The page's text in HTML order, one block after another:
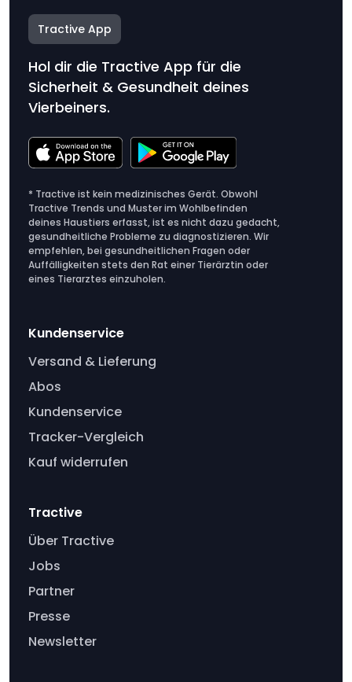
Tractive App
Hol dir die Tractive App für die
Sicherheit & Gesundheit deines
Vierbeiners.
* Tractive ist kein medizinisches Gerät. Obwohl
Tractive Trends und Muster im Wohlbefinden
deines Haustiers erfasst, ist es nicht dazu gedacht,
gesundheitliche Probleme zu diagnostizieren. Wir
empfehlen, bei gesundheitlichen Fragen oder
Auffälligkeiten stets den Rat einer Tierärztin oder
eines Tierarztes einzuholen.
Kundenservice
Versand & Lieferung
Abos
Kundenservice
Tracker-Vergleich
Kauf widerrufen
Tractive
Über Tractive
Jobs
Partner
Presse
Newsletter